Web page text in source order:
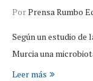
PorPrensa Rumbo
Según un estudio de
Murcia una
Leer más